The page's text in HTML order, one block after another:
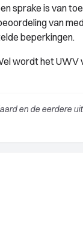
sprake is van
van
beperkingen.
wordt het UWV
en de eerdere